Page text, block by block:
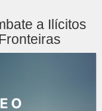
a Ilícitos